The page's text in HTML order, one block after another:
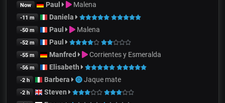
Now Paul Malena
-11 m Daniela
-50 m Paul Malena
-52 m Paul
-55 m Manfred Corrientes y Esmeralda
-56 m Elisabeth
-2 h Barbera Jaque mate
-2 h Steven